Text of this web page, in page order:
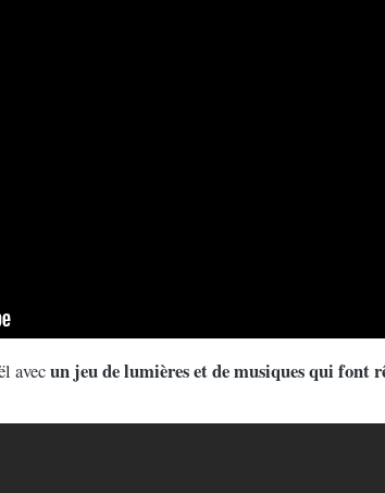
avecun jeu de lumières et de musiques qui font